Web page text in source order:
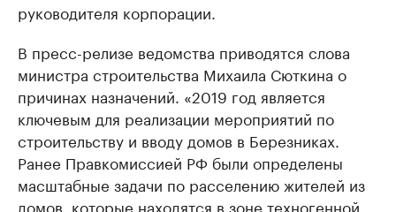
руководителя корпорации.
В пресс-релизе ведомства приводятся слова
министра строительства Михаила Сюткина о
причинах назначений. «2019 год является
ключевым для реализации мероприятий по
строительству и вводу домов в Березниках.
Ранее Правкомиссией РФ были определены
масштабные задачи по расселению жителей из
домов, которые находятся в зоне техногенной